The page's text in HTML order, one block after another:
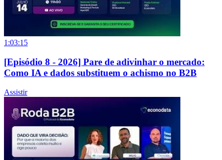
1:03:15
[Episódio 8 - 2026] Pare de adivinhar o mercado:
Como IA e dados substituem o achismo no B2B
Assistir